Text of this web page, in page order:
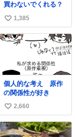
買わないでくれる？
い
い
ね
1,385
個人的な考え 原作
の関係性が好き
い
い
ね
2,660